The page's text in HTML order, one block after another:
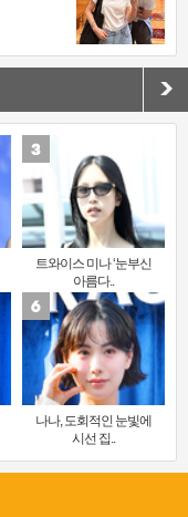
트와이스 미나 ‘눈부신
아름다..
나나, 도회적인 눈빛에
시선 집..